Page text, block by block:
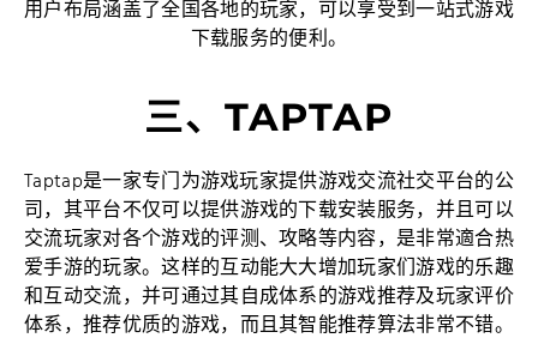
用户布局涵盖了全国各地的玩家，可以享受到一站式游戏
下载服务的便利。
三、TAPTAP
Taptap是一家专门为游戏玩家提供游戏交流社交平台的公
司，其平台不仅可以提供游戏的下载安装服务，并且可以
交流玩家对各个游戏的评测、攻略等内容，是非常適合热
爱手游的玩家。这样的互动能大大增加玩家们游戏的乐趣
和互动交流，并可通过其自成体系的游戏推荐及玩家评价
体系，推荐优质的游戏，而且其智能推荐算法非常不错。